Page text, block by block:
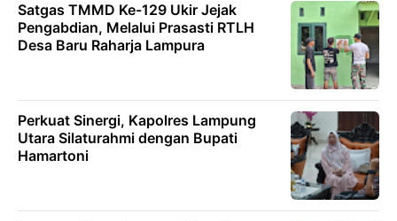
Satgas TMMD Ke-129 Ukir Jejak
Pengabdian, Melalui Prasasti RTLH
Desa Baru Raharja Lampura
Perkuat Sinergi, Kapolres Lampung
Utara Silaturahmi dengan Bupati
Hamartoni